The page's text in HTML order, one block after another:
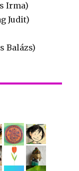
Irma)
Judit)
Balázs)